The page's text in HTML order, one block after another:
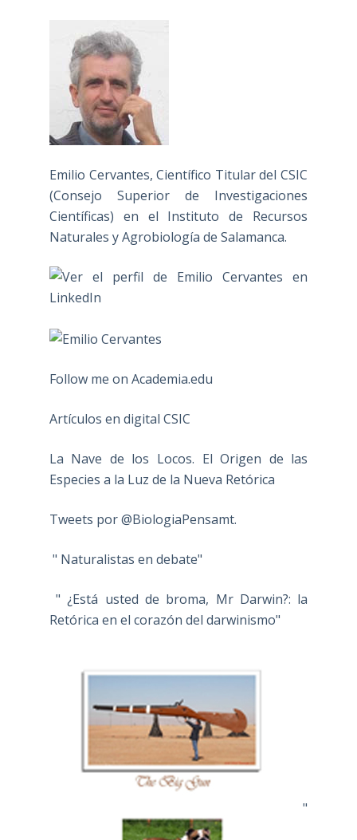
Emilio Cervantes, Científico Titular del CSIC
(Consejo Superior de Investigaciones
Científicas) en el Instituto de Recursos
Naturales y Agrobiología de Salamanca.
Follow me on Academia.edu
Artículos en digital CSIC
La Nave de los Locos. El Origen de las
Especies a la Luz de la Nueva Retórica
Tweets por @BiologiaPensamt.
" Naturalistas en debate"
" ¿Está usted de broma, Mr Darwin?: la
Retórica en el corazón del darwinismo"
"